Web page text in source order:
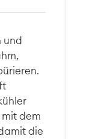
und
mit dem
die